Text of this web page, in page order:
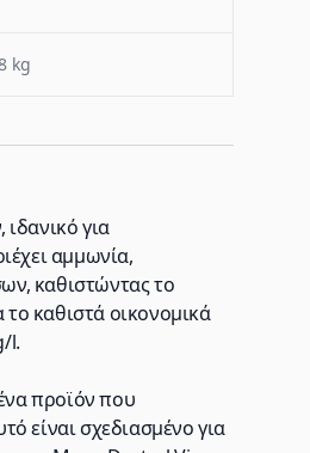
kg
για
αμμωνία,
καθιστώντας το
καθιστά οικονομικά
l.
προϊόν που
είναι σχεδιασμένο για